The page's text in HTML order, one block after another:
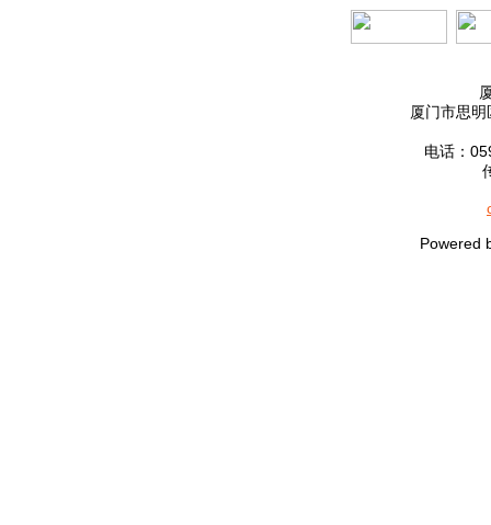
厦门市思
电话：
Powered